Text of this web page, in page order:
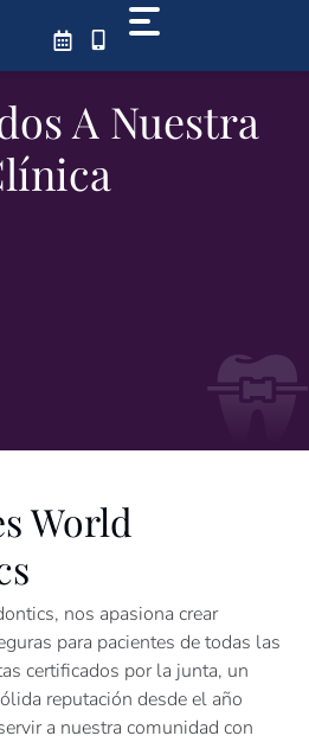
A Nuestra
World
nos apasiona crear
para pacientes de todas las
certificados por la junta, un
reputación desde el año
a nuestra comunidad con